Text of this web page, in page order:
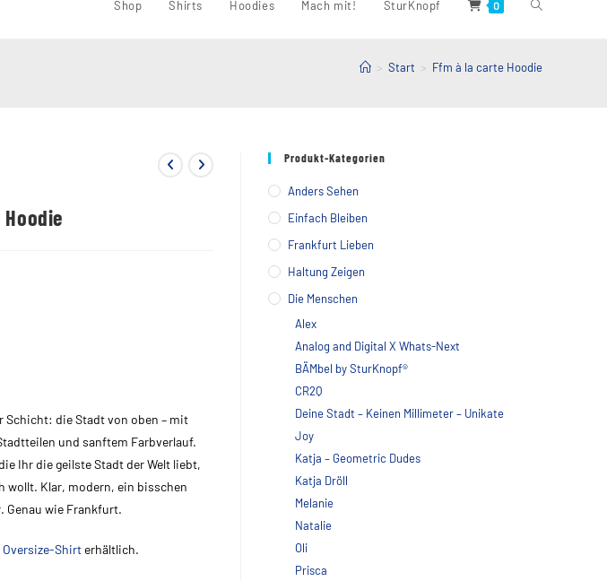
Shop Shirts Hoodies Mach mit! SturKnopf 0 Website-
Suche
> Start > Ffm à la carte Hoodie
die Stadt von oben – mit
und sanftem Farbverlauf.
Ihr die geilste Stadt der Welt liebt,
wollt. Klar, modern, ein bisschen
Genau wie Frankfurt.
Oversize-Shirt erhältlich.
Produkt-Kategorien
Anders Sehen
Einfach Bleiben
Frankfurt Lieben
Haltung Zeigen
Die Menschen
Alex
Analog and Digital X Whats-Next
BÄMbel by SturKnopf®
CR2Q
Deine Stadt – Keinen Millimeter – Unikate
Joy
Katja – Geometric Dudes
Katja Dröll
Melanie
Natalie
Oli
Prisca